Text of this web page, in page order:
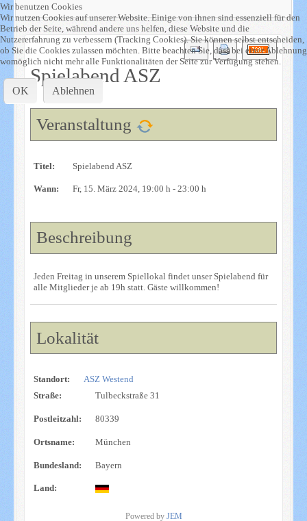
Spielabend ASZ
Veranstaltung
Titel: Spielabend ASZ
Wann: Fr, 15. März 2024, 19:00 h - 23:00 h
Beschreibung
Jeden Freitag in unserem Spiellokal findet unser Spielabend für
alle Mitglieder je ab 19h statt. Gäste willkommen!
Lokalität
Standort:
ASZ Westend
Straße:
Tulbeckstraße 31
Postleitzahl: 80339
Ortsname: München
Bundesland: Bayern
Land:
Powered by JEM
Wir benutzen Cookies
Wir nutzen Cookies auf unserer Website. Einige von ihnen sind essenziell für den
Betrieb der Seite, während andere uns helfen, diese Website und die
Nutzererfahrung zu verbessern (Tracking Cookies). Sie können selbst entscheiden,
ob Sie die Cookies zulassen möchten. Bitte beachten Sie, dass bei einer Ablehnung
womöglich nicht mehr alle Funktionalitäten der Seite zur Verfügung stehen.
OK Ablehnen